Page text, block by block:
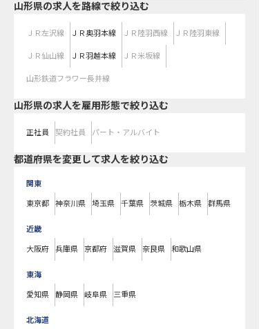
山形県の求人を路線で絞り込む
ＪＲ左沢線 ＪＲ奥羽本線 ＪＲ陸羽西線 ＪＲ陸羽東線
ＪＲ仙山線 ＪＲ羽越本線 ＪＲ米坂線
山形鉄道フラワー長井線
山形県の求人を雇用形態で絞り込む
正社員 契約社員 パート・アルバイト
都道府県を変更して求人を絞り込む
関東
東京都 神奈川県 埼玉県 千葉県 茨城県 栃木県 群馬県
近畿
大阪府 兵庫県 京都府 滋賀県 奈良県 和歌山県
東海
愛知県 静岡県 岐阜県 三重県
北海道